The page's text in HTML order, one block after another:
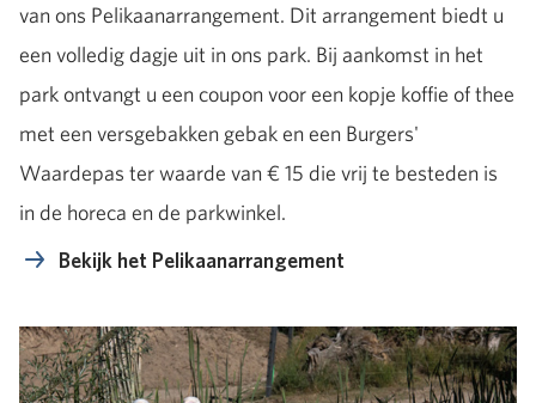
van ons Pelikaanarrangement. Dit arrangement biedt u
een volledig dagje uit in ons park. Bij aankomst in het
park ontvangt u een coupon voor een kopje koffie of thee
met een versgebakken gebak en een Burgers'
Waardepas ter waarde van € 15 die vrij te besteden is
in de horeca en de parkwinkel.
Bekijk het Pelikaanarrangement